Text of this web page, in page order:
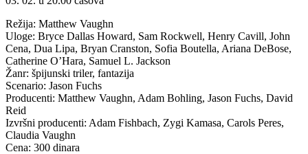
Režija: Matthew Vaughn
Uloge: Bryce Dallas Howard, Sam Rockwell, Henry Cavill, John
Cena, Dua Lipa, Bryan Cranston, Sofia Boutella, Ariana DeBose,
Catherine O’Hara, Samuel L. Jackson
Žanr: špijunski triler, fantazija
Scenario: Jason Fuchs
Producenti: Matthew Vaughn, Adam Bohling, Jason Fuchs, David
Reid
Izvršni producenti: Adam Fishbach, Zygi Kamasa, Carols Peres,
Claudia Vaughn
Cena: 300 dinara